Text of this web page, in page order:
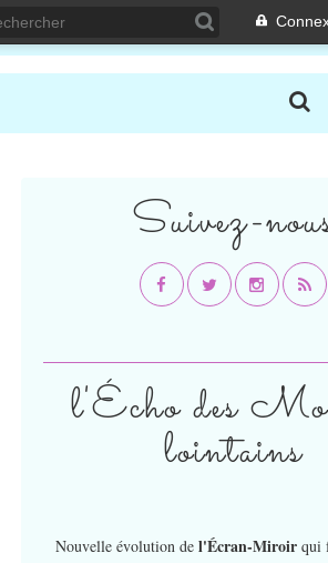
Suivez-
l'Écho des
lointains
Nouvelle évolution de l'Écran-Miroir qui